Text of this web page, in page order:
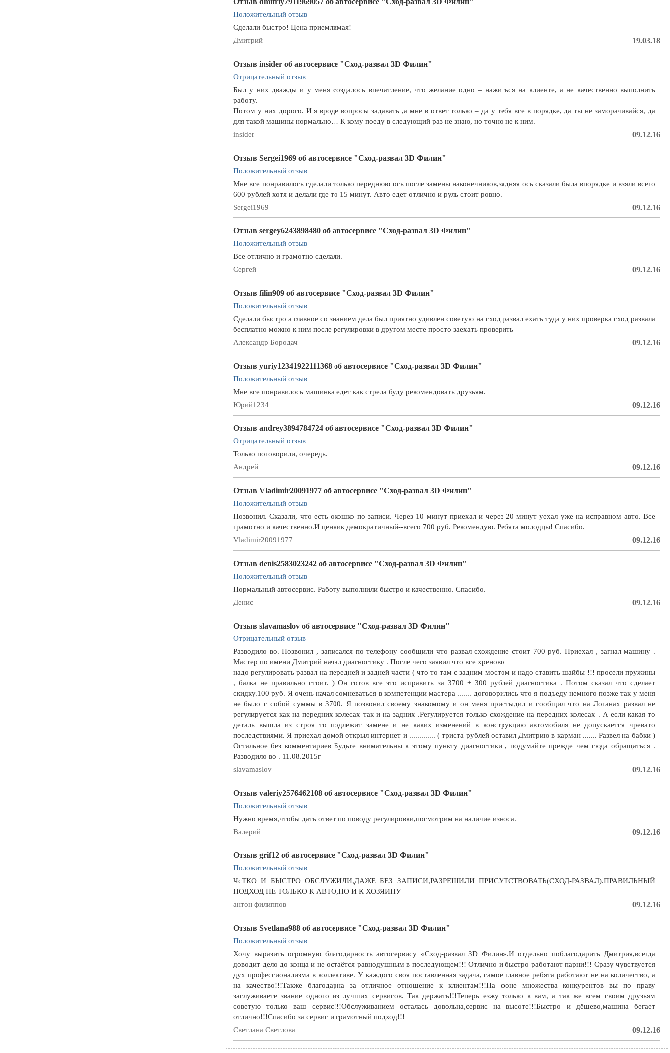
Отзыв dmitriy7911969057 об автосервисе "Сход-развал 3D Филин"
Положительный отзыв
Сделали быстро! Цена приемлимая!
Дмитрий
19.03.18
Отзыв insider об автосервисе "Сход-развал 3D Филин"
Отрицательный отзыв
Был у них дважды и у меня создалось впечатление, что желание одно – нажиться на клиенте, а не качественно выполнить
работу.
Потом у них дорого. И я вроде вопросы задавать ,а мне в ответ только – да у тебя все в порядке, да ты не заморачивайся, да
для такой машины нормально… К кому поеду в следующий раз не знаю, но точно не к ним.
insider
09.12.16
Отзыв Sergei1969 об автосервисе "Сход-развал 3D Филин"
Положительный отзыв
Мне все понравилось сделали только переднюю ось после замены наконечников,задняя ось сказали была впорядке и взяли всего
600 рублей хотя и делали где то 15 минут. Авто едет отлично и руль стоит ровно.
Sergei1969
09.12.16
Отзыв sergey6243898480 об автосервисе "Сход-развал 3D Филин"
Положительный отзыв
Все отлично и грамотно сделали.
Сергей
09.12.16
Отзыв filin909 об автосервисе "Сход-развал 3D Филин"
Положительный отзыв
Сделали быстро а главное со знанием дела был приятно удивлен советую на сход развал ехать туда у них проверка сход развала
бесплатно можно к ним после регулировки в другом месте просто заехать проверить
Александр Бородач
09.12.16
Отзыв yuriy12341922111368 об автосервисе "Сход-развал 3D Филин"
Положительный отзыв
Мне все понравилось машинка едет как стрела буду рекомендовать друзьям.
Юрий1234
09.12.16
Отзыв andrey3894784724 об автосервисе "Сход-развал 3D Филин"
Отрицательный отзыв
Только поговорили, очередь.
Андрей
09.12.16
Отзыв Vladimir20091977 об автосервисе "Сход-развал 3D Филин"
Положительный отзыв
Позвонил. Сказали, что есть окошко по записи. Через 10 минут приехал и через 20 минут уехал уже на исправном авто. Все
грамотно и качественно.И ценник демократичный--всего 700 руб. Рекомендую. Ребята молодцы! Спасибо.
Vladimir20091977
09.12.16
Отзыв denis2583023242 об автосервисе "Сход-развал 3D Филин"
Положительный отзыв
Нормальный автосервис. Работу выполнили быстро и качественно. Спасибо.
Денис
09.12.16
Отзыв slavamaslov об автосервисе "Сход-развал 3D Филин"
Отрицательный отзыв
Разводило во. Позвонил , записался по телефону сообщили что развал схождение стоит 700 руб. Приехал , загнал машину .
Мастер по имени Дмитрий начал диагностику . После чего заявил что все хреново
надо регулировать развал на передней и задней части ( что то там с задним мостом и надо ставить шайбы !!! просели пружины
, балка не правильно стоит. ) Он готов все это исправить за 3700 + 300 рублей диагностика . Потом сказал что сделает
скидку.100 руб. Я очень начал сомневаться в компетенции мастера ....... договорились что я подъеду немного позже так у меня
не было с собой суммы в 3700. Я позвонил своему знакомому и он меня пристыдил и сообщил что на Логанах развал не
регулируется как на передних колесах так и на задних .Регулируется только схождение на передних колесах . А если какая то
деталь вышла из строя то подлежит замене и не каких изменений в конструкцию автомобиля не допускается чревато
последствиями. Я приехал домой открыл интернет и ............. ( триста рублей оставил Дмитрию в карман ....... Развел на бабки )
Остальное без комментариев Будьте внимательны к этому пункту диагностики , подумайте прежде чем сюда обращаться .
Разводило во . 11.08.2015г
slavamaslov
09.12.16
Отзыв valeriy2576462108 об автосервисе "Сход-развал 3D Филин"
Положительный отзыв
Нужно время,чтобы дать ответ по поводу регулировки,посмотрим на наличие износа.
Валерий
09.12.16
Отзыв grif12 об автосервисе "Сход-развал 3D Филин"
Положительный отзыв
ЧсТКО И БЫСТРО ОБСЛУЖИЛИ,ДАЖЕ БЕЗ ЗАПИСИ,РАЗРЕШИЛИ ПРИСУТСТВОВАТЬ(СХОД-РАЗВАЛ).ПРАВИЛЬНЫЙ
ПОДХОД НЕ ТОЛЬКО К АВТО,НО И К ХОЗЯИНУ
антон филиппов
09.12.16
Отзыв Svetlana988 об автосервисе "Сход-развал 3D Филин"
Положительный отзыв
Хочу выразить огромную благодарность автосервису «Сход-развал 3D Филин».И отдельно поблагодарить Дмитрия,всегда
доводит дело до конца и не остаётся равнодушным в последующем!!! Отлично и быстро работают парни!!! Сразу чувствуется
дух профессионализма в коллективе. У каждого своя поставленная задача, самое главное ребята работают не на количество, а
на качество!!!Также благодарна за отличное отношение к клиентам!!!На фоне множества конкурентов вы по праву
заслуживаете звание одного из лучших сервисов. Так держать!!!Теперь езжу только к вам, а так же всем своим друзьям
советую только ваш сервис!!!Обслуживанием осталась довольна,сервис на высоте!!!Быстро и дёшево,машина бегает
отлично!!!Спасибо за сервис и грамотный подход!!!
Светлана Светлова
09.12.16